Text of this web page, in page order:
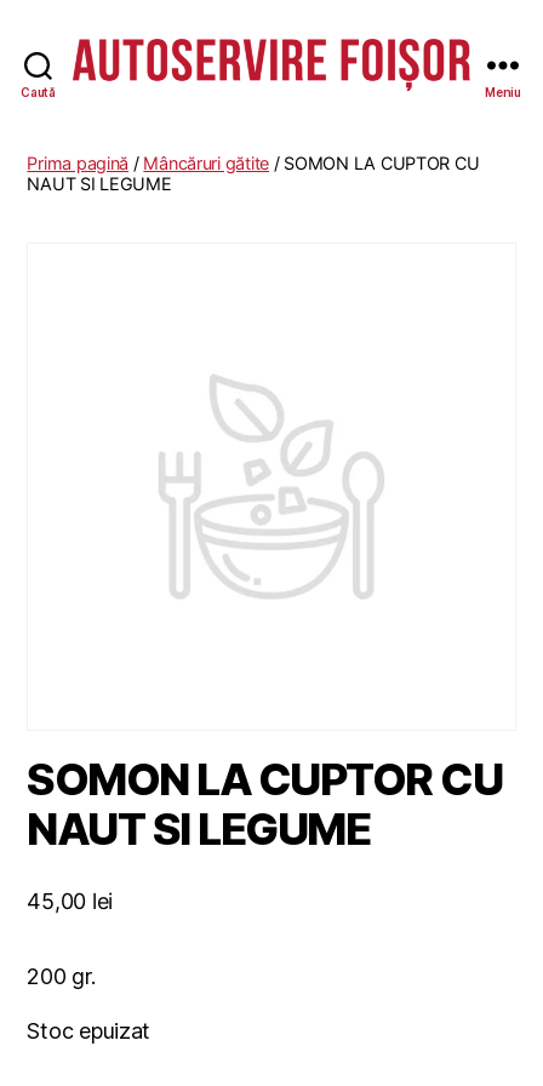
Caută Meniu
Prima pagină / Mâncăruri gătite / SOMON LA CUPTOR CU
NAUT SI LEGUME
SOMON LA CUPTOR CU
NAUT SI LEGUME
45,00 lei
200 gr.
Stoc epuizat